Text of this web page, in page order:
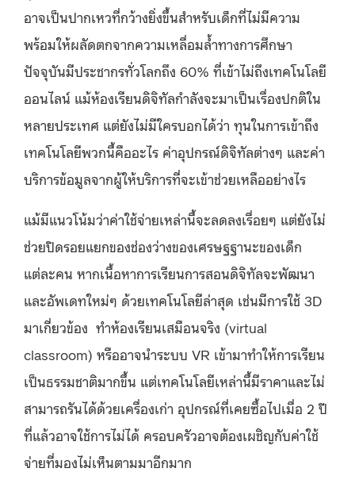
อาจเป็นปากเหวที่กว้างยิ่งขึ้นสำหรับเด็กที่ไม่มีความ
พร้อมให้ผลัดตกจากความเหลื่อมล้ำทางการศึกษา
ปัจจุบันมีประชากรทั่วโลกถึง 60% ที่เข้าไม่ถึงเทคโนโลยี
ออนไลน์ แม้ห้องเรียนดิจิทัลกำลังจะมาเป็นเรื่องปกติใน
หลายประเทศ แต่ยังไม่มีใครบอกได้ว่า ทุนในการเข้าถึง
เทคโนโลยีพวกนี้คืออะไร ค่าอุปกรณ์ดิจิทัลต่างๆ และค่า
บริการข้อมูลจากผู้ให้บริการที่จะเข้าช่วยเหลืออย่างไร
แม้มีแนวโน้มว่าค่าใช้จ่ายเหล่านี้จะลดลงเรื่อยๆ แต่ยังไม่
ช่วยปิดรอยแยกของช่องว่างของเศรษฐฐานะของเด็ก
แต่ละคน หากเนื้อหาการเรียนการสอนดิจิทัลจะพัฒนา
และอัพเดทใหม่ๆ ด้วยเทคโนโลยีล่าสุด เช่นมีการใช้ 3D
มาเกี่ยวข้อง ทำห้องเรียนเสมือนจริง (virtual
classroom) หรืออาจนำระบบ VR เข้ามาทำให้การเรียน
เป็นธรรมชาติมากขึ้น แต่เทคโนโลยีเหล่านี้มีราคาและไม่
สามารถรันได้ด้วยเครื่องเก่า อุปกรณ์ที่เคยซื้อไปเมื่อ 2 ปี
ที่แล้วอาจใช้การไม่ได้ ครอบครัวอาจต้องเผชิญกับค่าใช้
จ่ายที่มองไม่เห็นตามมาอีกมาก